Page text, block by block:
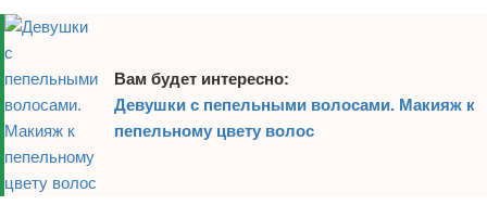
Вам будет интересно:
Девушки с пепельными волосами. Макияж к
пепельному цвету волос